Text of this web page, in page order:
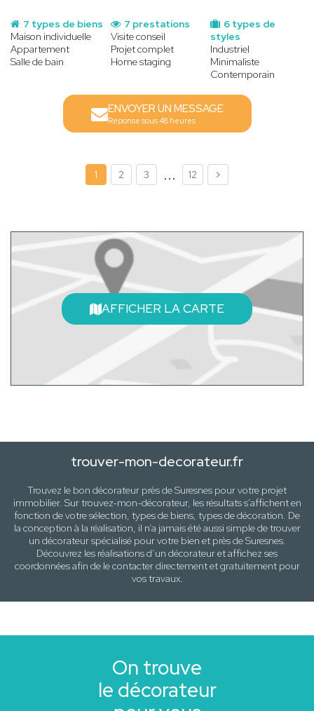
7 types de biens
Maison individuelle
Appartement
Salle de bain
6 types de
styles
Industriel
Minimaliste
Contemporain
7 prestations
Visite conseil
Projet complet
Home staging
ENVOYER UN MESSAGE
Réponse sous 48 heures
1 2 3 ... 12
AFFICHER LA CARTE
trouver-mon-decorateur.fr
Trouvez le bon décorateur près deSuresnes pour votre projet
immobilier. Sur trouvez-mon-décorateur, les résultats s’affichent en
fonction de votre sélection, types de biens, types de décoration. De
la conception à la réalisation, il n’a jamais été aussi simple de trouver
un décorateur spécialisé pour votre bien et près deSuresnes.
Découvrez les réalisations d’un décorateur et affichez ses
coordonnées afin de le contacter directement et gratuitement pour
vos travaux.
On trouve
le décorateur